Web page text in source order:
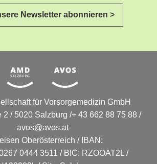
Newsletter abonnieren >
für Vorsorgemedizin GmbH
2 / 5020 Salzburg /+ 43 662 88 75 88 /
avos@avos.at
Oberösterreich / IBAN:
0444 3511 / BIC: RZOOAT2L /